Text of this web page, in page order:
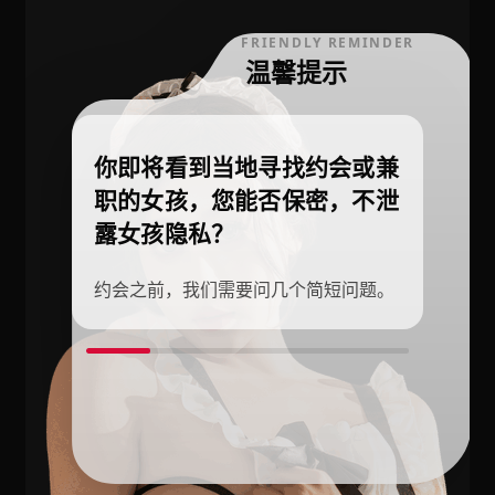
FRIENDLY REMINDER
温馨提示
你即将看到当地寻找约会或兼
职的女孩，您能否保密，不泄
露女孩隐私？
约会之前，我们需要问几个简短问题。